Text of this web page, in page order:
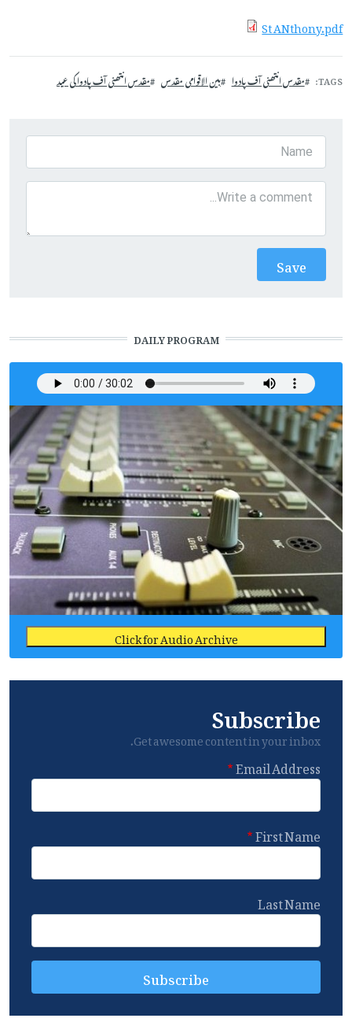
St ANthony.pdf
TAGS مقدس انتھنی آف پادوا بین الاقوامی مقدس مقدس انتھنی آف پادوا کی عید
DAILY PROGRAM
Click for Audio Archive
Subscribe
Get awesome content in your inbox.
Email Address
First Name
Last Name